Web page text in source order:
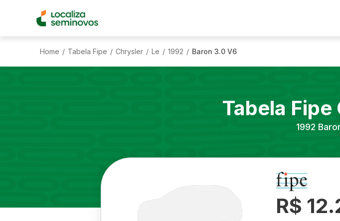
Home / Tabela Fipe / Chrysler / Le / 1992 / Baron 3.0 V6
Tabela Fipe
1992
R$